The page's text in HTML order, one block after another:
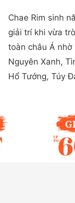
Chae Rim sinh
giải trí khi vừa
toàn châu Á
Nguyên Xanh,
Hổ Tướng, Túy